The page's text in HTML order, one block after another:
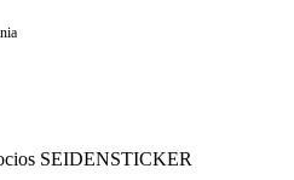
SEIDENSTICKER